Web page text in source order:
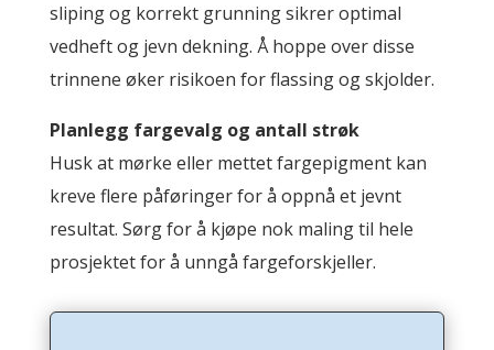
sliping og korrekt grunning sikrer optimal
vedheft og jevn dekning. Å hoppe over disse
trinnene øker risikoen for flassing og skjolder.
Planlegg fargevalg og antall strøk
Husk at mørke eller mettet fargepigment kan
kreve flere påføringer for å oppnå et jevnt
resultat. Sørg for å kjøpe nok maling til hele
prosjektet for å unngå fargeforskjeller.